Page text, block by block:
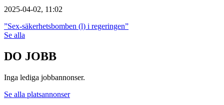
2025-04-02, 11:02
”Sex-säkerhetsbomben (l) i regeringen”
Se alla
DO JOBB
Inga lediga jobbannonser.
Se alla platsannonser